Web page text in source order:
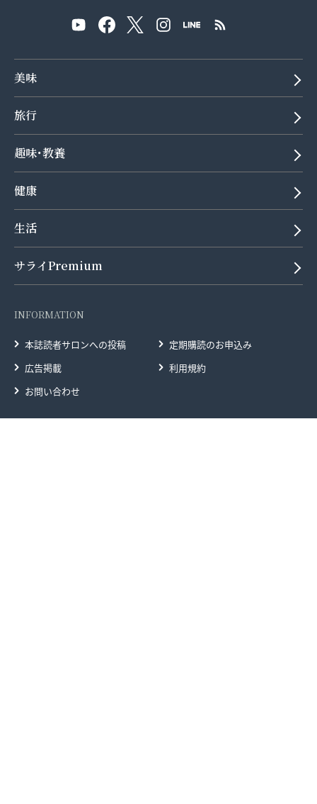
美味
旅行
趣味･教養
健康
生活
サライPremium
INFORMATION
本誌読者サロンへの投稿
定期購読のお申込み
広告掲載
利用規約
お問い合わせ